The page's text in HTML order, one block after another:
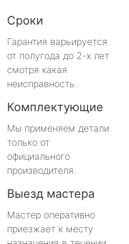
Сроки
Гарантия варьируется
от полугода до 2-х лет
смотря какая
неисправность.
Комплектующие
Мы применяем детали
только от
официального
производителя.
Выезд мастера
Мастер оперативно
приезжает к месту